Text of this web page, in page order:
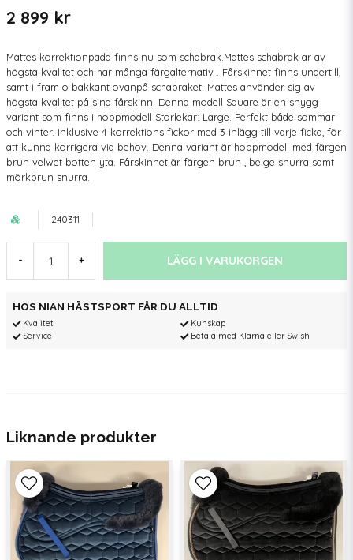
2 899 kr
Mattes korrektionpadd finns nu som schabrak.Mattes schabrak är av
högsta kvalitet och har många färgalternativ . Fårskinnet finns undertill,
samt i fram o bakkant ovanpå schabraket. Mattes använder sig av
högsta kvalitet på sina fårskinn. Denna modell Square är en snygg
variant som finns i hoppmodell Storlekar: Large. Perfekt både sommar
och vinter. Inklusive 4 korrektions fickor med 3 inlägg till varje ficka, för
att kunna korrigera vid behov. Denna variant är hoppmodell med färgen
brun velwet botten yta. Fårskinnet är färgen brun , beige snurra samt
mörkbrun snurra.
240311
- + LÄGG I VARUKORGEN
HOS NIAN HÄSTSPORT FÅR DU ALLTID
Kvalitet
Service
Kunskap
Betala med Klarna eller Swish
Liknande produkter